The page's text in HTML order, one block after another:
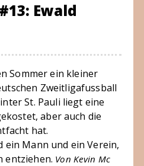
Ewald
Sommer ein kleiner
Zweitligafussball
St. Pauli liegt eine
aber auch die
hat.
Mann und ein Verein,
entziehen. Von Kevin Mc